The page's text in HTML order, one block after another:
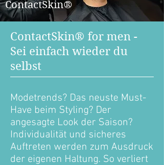
ContactSkin®
ContactSkin® for men -
Sei einfach wieder du
selbst
Modetrends? Das neuste Must-
Have beim Styling? Der
angesagte Look der Saison?
Individualität und sicheres
Auftreten werden zum Ausdruck
der eigenen Haltung. So verliert